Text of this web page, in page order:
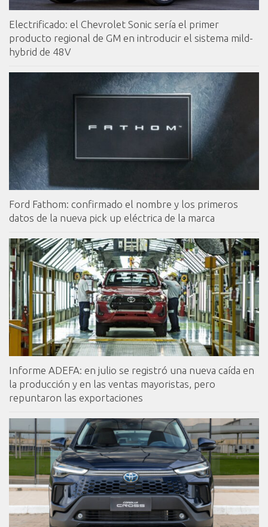
Electrificado: el Chevrolet Sonic sería el primer
producto regional de GM en introducir el sistema mild-
hybrid de 48V
Ford Fathom: confirmado el nombre y los primeros
datos de la nueva pick up eléctrica de la marca
Informe ADEFA: en julio se registró una nueva caída en
la producción y en las ventas mayoristas, pero
repuntaron las exportaciones